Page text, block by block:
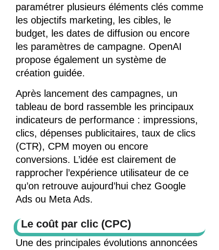
paramétrer plusieurs éléments clés comme
les objectifs marketing, les cibles, le
budget, les dates de diffusion ou encore
les paramètres de campagne. OpenAI
propose également un système de
création guidée.
Après lancement des campagnes, un
tableau de bord rassemble les principaux
indicateurs de performance : impressions,
clics, dépenses publicitaires, taux de clics
(CTR), CPM moyen ou encore
conversions. L’idée est clairement de
rapprocher l’expérience utilisateur de ce
qu’on retrouve aujourd’hui chez Google
Ads ou Meta Ads.
Le coût par clic (CPC)
Une des principales évolutions annoncées